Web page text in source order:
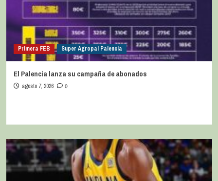
Primera FEB Super Agropal Palencia
El Palencia lanza su campaña de abonados
agosto 7, 2026 0